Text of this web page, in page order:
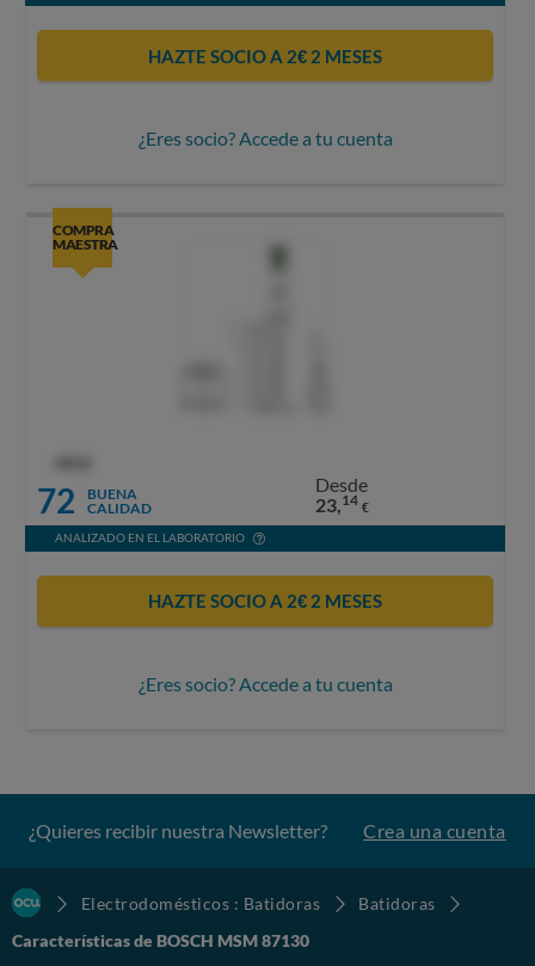
HAZTE SOCIO A 2€ 2 MESES
¿Eres socio? Accede a tu cuenta
COMPRA
MAESTRA
72
BUENA
CALIDAD
Desde
23,14 €
ANALIZADO EN EL LABORATORIO
HAZTE SOCIO A 2€ 2 MESES
¿Eres socio? Accede a tu cuenta
¿Quieres recibir nuestra Newsletter? Crea una cuenta
Electrodomésticos : Batidoras
Batidoras
Características de BOSCH MSM 87130